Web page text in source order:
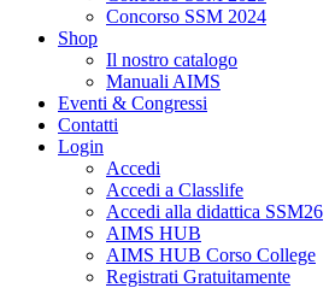
Concorso SSM 2024
Shop
Il nostro catalogo
Manuali AIMS
Eventi & Congressi
Contatti
Login
Accedi
Accedi a Classlife
Accedi alla didattica SSM26
AIMS HUB
AIMS HUB Corso College
Registrati Gratuitamente